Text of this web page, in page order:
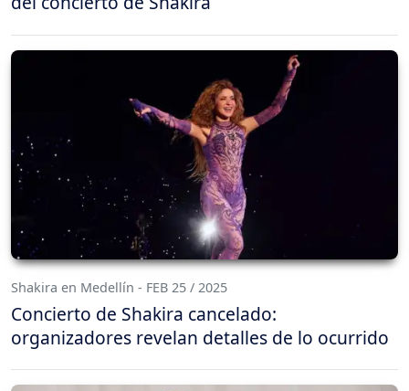
Shakira en Medellín - FEB 25 / 2025
Concierto de Shakira cancelado:
organizadores revelan detalles de lo ocurrido